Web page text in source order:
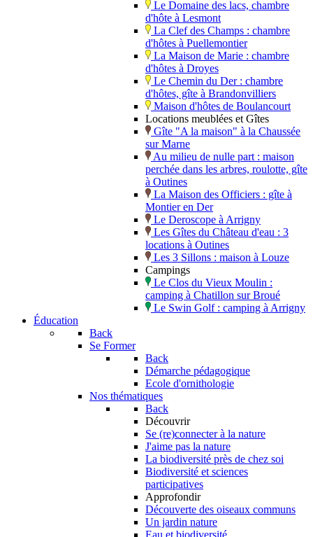
Le Domaine des lacs, chambre
d'hôte à Lesmont
La Clef des Champs : chambre
d'hôtes à Puellemontier
La Maison de Marie : chambre
d'hôtes à Droyes
Le Chemin du Der : chambre
d'hôtes, gîte à Brandonvilliers
Maison d'hôtes de Boulancourt
Locations meublées et Gîtes
Gîte "A la maison" à la Chaussée
sur Marne
Au milieu de nulle part : maison
perchée dans les arbres, roulotte, gîte
à Outines
La Maison des Officiers : gîte à
Montier en Der
Le Deroscope à Arrigny
Les Gîtes du Château d'eau : 3
locations à Outines
Les 3 Sillons : maison à Louze
Campings
Le Clos du Vieux Moulin :
camping à Chatillon sur Broué
Le Swin Golf : camping à Arrigny
Éducation
Back
Se Former
Back
Démarche pédagogique
Ecole d'ornithologie
Nos thématiques
Back
Découvrir
Se (re)connecter à la nature
J'aime pas la nature
La biodiversité près de chez soi
Biodiversité et sciences
participatives
Approfondir
Découverte des oiseaux communs
Un jardin nature
Eau et biodiversité